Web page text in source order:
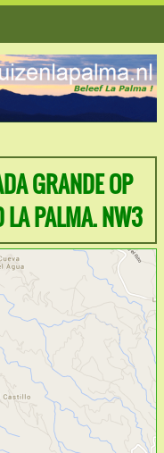
GRANDE OP
LA PALMA. NW3